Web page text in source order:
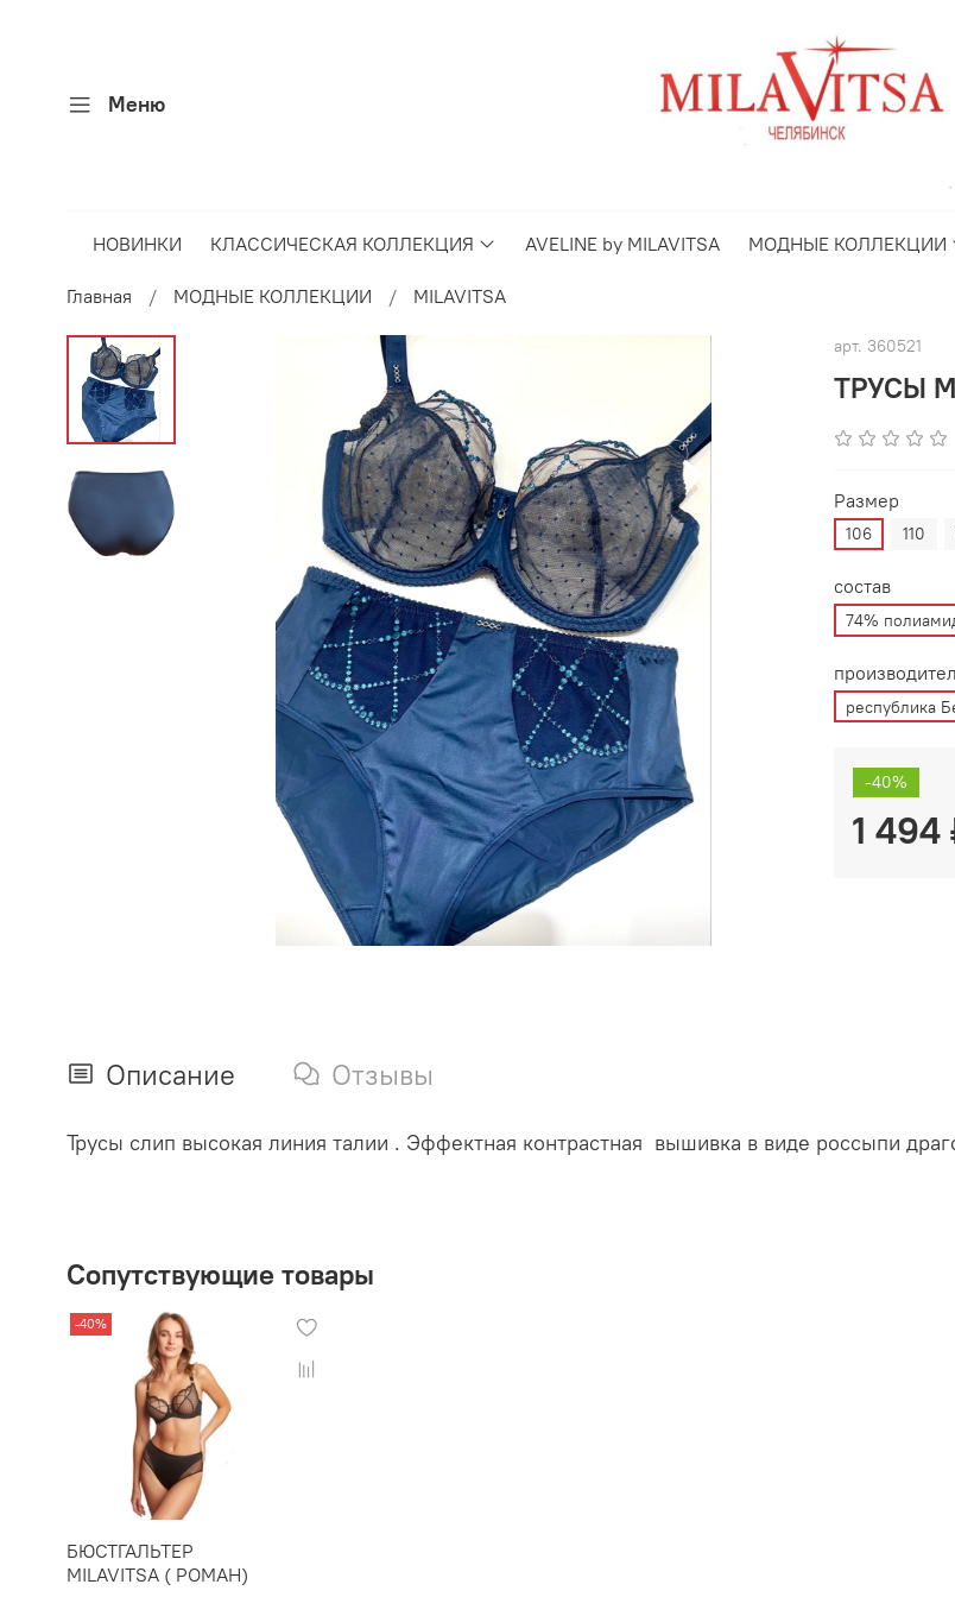
Меню
НОВИНКИ КЛАССИЧЕСКАЯ КОЛЛЕКЦИЯ AVELINE by MILAVITSA МОДНЫЕ КОЛЛЕКЦИИ
Главная МОДНЫЕ КОЛЛЕКЦИИ MILAVITSA
арт. 360521
ТРУСЫ
Размер
106 110
состав
74%
республика
-40%
1 494
Описание Отзывы
Трусы слип высокая линия талии . Эффектная контрастная вышивка в виде россыпи
Сопутствующие товары
-40%
БЮСТГАЛЬТЕР
MILAVITSA ( РОМАН)